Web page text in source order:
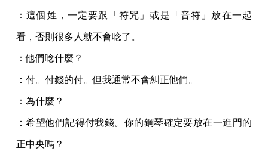
：這個姓，一定要跟「符咒」或是「音符」放在一起
看，否則很多人就不會唸了。
：他們唸什麼？
：付。付錢的付。但我通常不會糾正他們。
：為什麼？
：希望他們記得付我錢。你的鋼琴確定要放在一進門的
正中央嗎？